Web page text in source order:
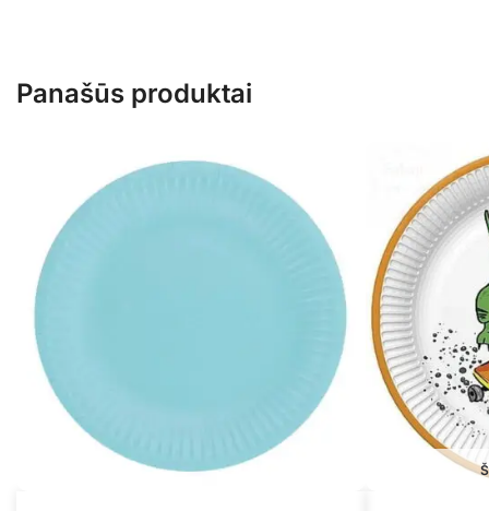
Panašūs produktai